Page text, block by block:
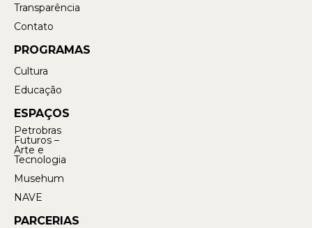
Transparência
Contato
PROGRAMAS
Cultura
Educação
ESPAÇOS
Petrobras
Futuros –
Arte e
Tecnologia
Musehum
NAVE
PARCERIAS